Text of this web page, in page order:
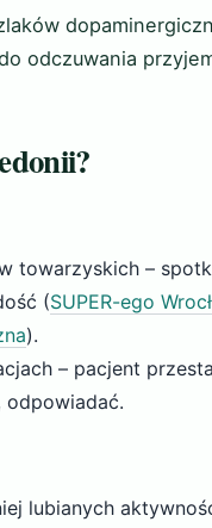
odczuwania
towarzyskich –
(SUPER-ego
).
– pacjent
odpowiadać.
lubianych